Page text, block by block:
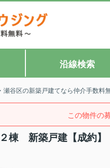
沿線検索
瀬谷区の新築戸建てなら仲介手数料
この物件の
棟 新築戸建【成約】